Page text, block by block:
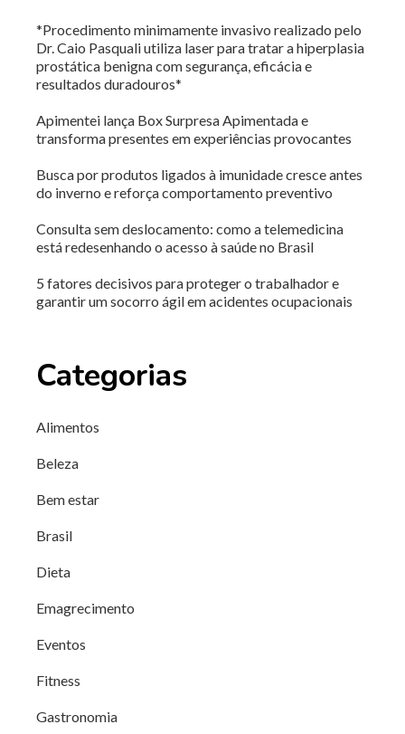
*Procedimento minimamente invasivo realizado pelo
Dr. Caio Pasquali utiliza laser para tratar a hiperplasia
prostática benigna com segurança, eficácia e
resultados duradouros*
Apimentei lança Box Surpresa Apimentada e
transforma presentes em experiências provocantes
Busca por produtos ligados à imunidade cresce antes
do inverno e reforça comportamento preventivo
Consulta sem deslocamento: como a telemedicina
está redesenhando o acesso à saúde no Brasil
5 fatores decisivos para proteger o trabalhador e
garantir um socorro ágil em acidentes ocupacionais
Categorias
Alimentos
Beleza
Bem estar
Brasil
Dieta
Emagrecimento
Eventos
Fitness
Gastronomia